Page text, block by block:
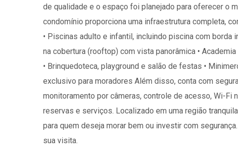
de qualidade e o espaço foi planejado para oferecer o
condomínio proporciona uma infraestrutura completa,
• Piscinas adulto e infantil, incluindo piscina com borda
na cobertura (rooftop) com vista panorâmica •
• Brinquedoteca, playground e salão de festas •
exclusivo para moradores Além disso, conta com
monitoramento por câmeras, controle de acesso, Wi-Fi
reservas e serviços. Localizado em uma região
para quem deseja morar bem ou investir com
sua visita.